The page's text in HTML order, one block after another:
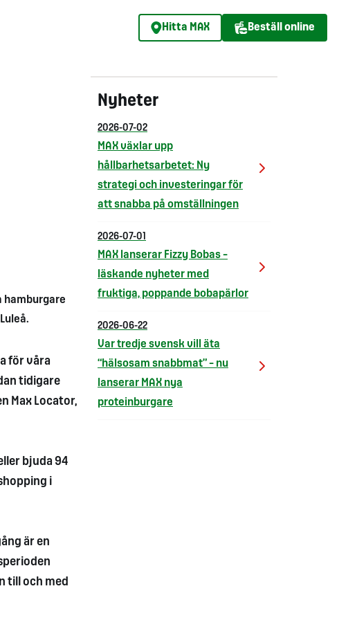
Hitta MAX Beställ online
hamburgare
för våra
tidigare
Max Locator,
bjuda 94
i
är en
till och med
Nyheter
2026-07-02
MAX växlar upp
hållbarhetsarbetet: Ny
strategi och investeringar för
att snabba på omställningen
2026-07-01
MAX lanserar Fizzy Bobas –
läskande nyheter med
fruktiga, poppande bobapärlor
2026-06-22
Var tredje svensk vill äta
“hälsosam snabbmat” – nu
lanserar MAX nya
proteinburgare